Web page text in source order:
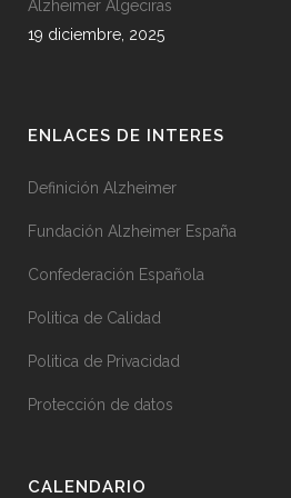
Alzheimer Algeciras
19 diciembre, 2025
ENLACES DE INTERES
Definición Alzheimer
Fundación Alzheimer España
Confederación Española
Politica de Calidad
Politica de Privacidad
Protección de datos
CALENDARIO